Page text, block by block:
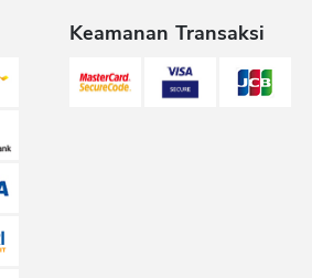
Keamanan Transaksi